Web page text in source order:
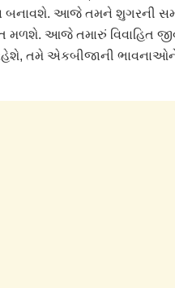
બનાવશે. આજે તમને શુગરની
મળશે. આજે તમારું વિવાહિત
તમે એકબીજાની ભાવનાઓને